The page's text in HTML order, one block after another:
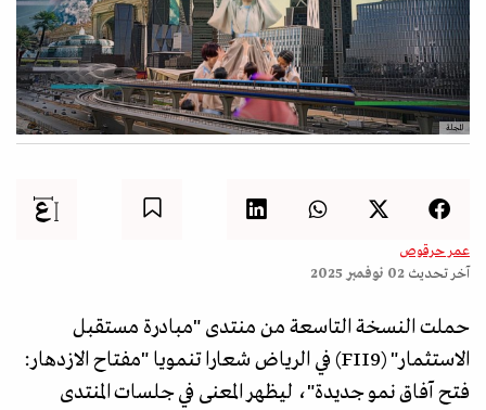
المجلة
عمر حرقوص
آخر تحديث 02 نوفمبر 2025
حملت النسخة التاسعة من منتدى "مبادرة مستقبل
الاستثمار" (FII9) في الرياض شعارا تنمويا "مفتاح الازدهار:
فتح آفاق نمو جديدة"، ليظهر المعنى في جلسات المنتدى